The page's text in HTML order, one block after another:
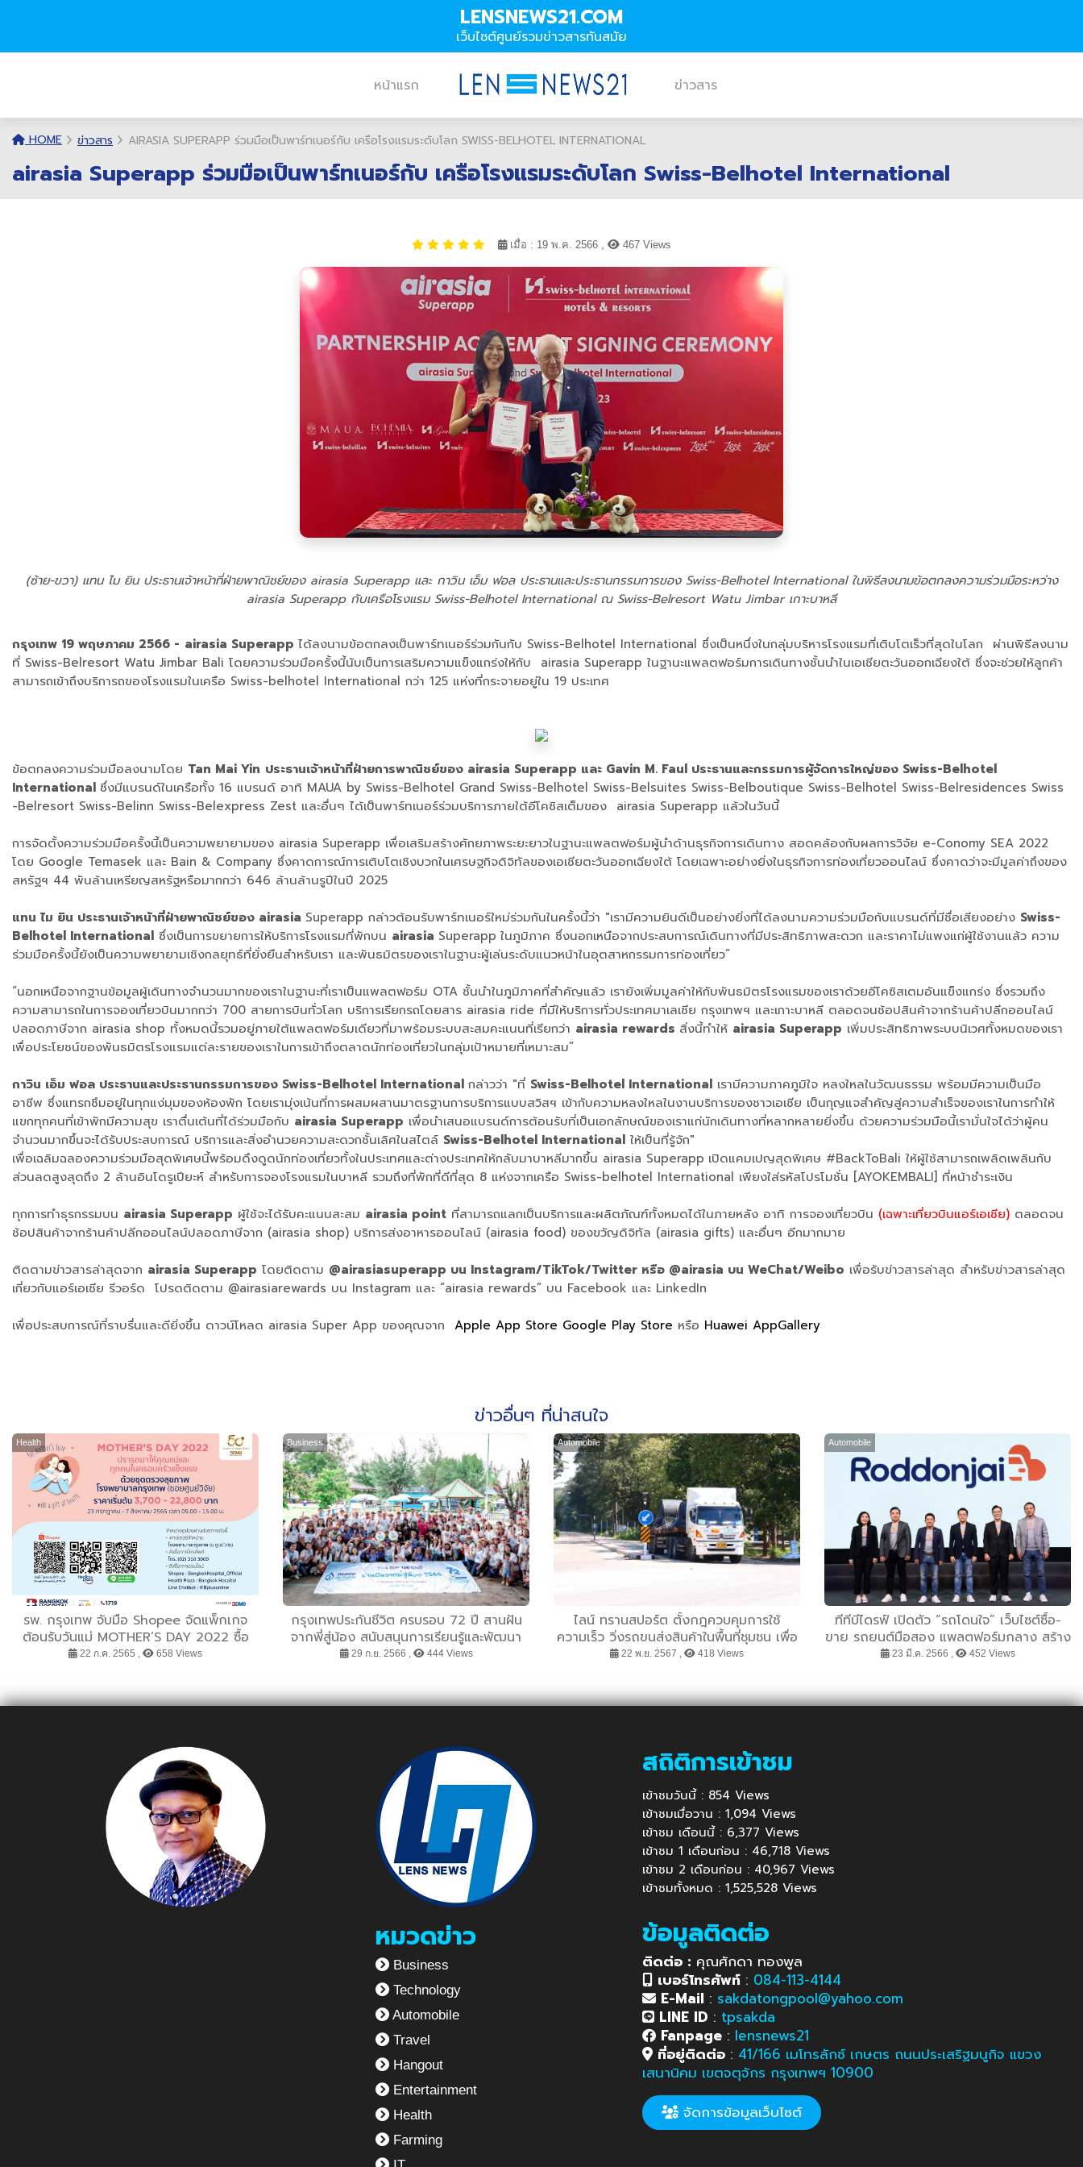
LENSNEWS21.COM
เว็บไซต์ศูนย์รวมข่าวสารทันสมัย
หน้าแรก ข่าวสาร
HOME ข่าวสาร AIRASIA SUPERAPP ร่วมมือเป็นพาร์ทเนอร์กับ เครือโรงแรมระดับโลก SWISS-BELHOTEL INTERNATIONAL
airasia Superapp ร่วมมือเป็นพาร์ทเนอร์กับ เครือโรงแรมระดับโลก Swiss-Belhotel International
เมื่อ : 19 พ.ค. 2566 , 467 Views
(ซ้าย-ขวา) แทน ไม ยิน ประธานเจ้าหน้าที่ฝ่ายพาณิชย์ของ airasia Superapp และ กาวิน เอ็ม ฟอล ประธานและประธานกรรมการของ Swiss-Belhotel International ในพิธีลงนามข้อตกลงความร่วมมือระหว่าง
airasia Superapp กับเครือโรงแรม Swiss-Belhotel International ณ Swiss-Belresort Watu Jimbar เกาะบาหลี
กรุงเทพ 19 พฤษภาคม 2566 - airasia Superapp ได้ลงนามข้อตกลงเป็นพาร์ทเนอร์ร่วมกันกับ Swiss-Belhotel International ซึ่งเป็นหนึ่งในกลุ่มบริหารโรงแรมที่เติบโตเร็วที่สุดในโลก ผ่านพิธีลงนาม
ที่ Swiss-Belresort Watu Jimbar Bali โดยความร่วมมือครั้งนี้นับเป็นการเสริมความแข็งแกร่งให้กับ airasia Superapp ในฐานะแพลตฟอร์มการเดินทางชั้นนำในเอเชียตะวันออกเฉียงใต้ ซึ่งจะช่วยให้ลูกค้า
สามารถเข้าถึงบริการถของโรงแรมในเครือ Swiss-belhotel International กว่า 125 แห่งที่กระจายอยู่ใน 19 ประเทศ
ข้อตกลงความร่วมมือลงนามโดย Tan Mai Yin ประธานเจ้าหน้าที่ฝ่ายการพาณิชย์ของ airasia Superapp และ Gavin M. Faul ประธานและกรรมการผู้จัดการใหญ่ของ Swiss-Belhotel
International ซึ่งมีแบรนด์ในเครือทั้ง 16 แบรนด์ อาทิ MAUA by Swiss-Belhotel Grand Swiss-Belhotel Swiss-Belsuites Swiss-Belboutique Swiss-Belhotel Swiss-Belresidences Swiss
-Belresort Swiss-Belinn Swiss-Belexpress Zest และอื่นๆ ได้เป็นพาร์ทเนอร์ร่วมบริการภายใต้อีโคซิสเต็มของ airasia Superapp แล้วในวันนี้
การจัดตั้งความร่วมมือครั้งนี้เป็นความพยายามของ airasia Superapp เพื่อเสริมสร้างศักยภาพระยะยาวในฐานะแพลตฟอร์มผู้นำด้านธุรกิจการเดินทาง สอดคล้องกับผลการวิจัย e-Conomy SEA 2022
โดย Google Temasek และ Bain & Company ซึ่งคาดการณ์การเติบโตเชิงบวกในเศรษฐกิจดิจิทัลของเอเชียตะวันออกเฉียงใต้ โดยเฉพาะอย่างยิ่งในธุรกิจการท่องเที่ยวออนไลน์ ซึ่งคาดว่าจะมีมูลค่าถึงของ
สหรัฐฯ 44 พันล้านเหรียญสหรัฐหรือมากกว่า 646 ล้านล้านรูปีในปี 2025
แทน ไม ยิน ประธานเจ้าหน้าที่ฝ่ายพาณิชย์ของ airasia Superapp กล่าวต้อนรับพาร์ทเนอร์ใหม่ร่วมกันในครั้งนี้ว่า "เรามีความยินดีเป็นอย่างยิ่งที่ได้ลงนามความร่วมมือกับแบรนด์ที่มีชื่อเสียงอย่าง Swiss-
Belhotel International ซึ่งเป็นการขยายการให้บริการโรงแรมที่พักบน airasia Superapp ในภูมิภาค ซึ่งนอกเหนือจากประสบการณ์เดินทางที่มีประสิทธิภาพสะดวก และราคาไม่แพงแก่ผู้ใช้งานแล้ว ความ
ร่วมมือครั้งนี้ยังเป็นความพยายามเชิงกลยุทธ์ที่ยั่งยืนสำหรับเรา และพันธมิตรของเราในฐานะผู้เล่นระดับแนวหน้าในอุตสาหกรรมการท่องเที่ยว”
“นอกเหนือจากฐานข้อมูลผู้เดินทางจำนวนมากของเราในฐานะที่เราเป็นแพลตฟอร์ม OTA ชั้นนำในภูมิภาคที่สำคัญแล้ว เรายังเพิ่มมูลค่าให้กับพันธมิตรโรงแรมของเราด้วยอีโคซิสเตมอันแข็งแกร่ง ซึ่งรวมถึง
ความสามารถในการจองเที่ยวบินมากกว่า 700 สายการบินทั่วโลก บริการเรียกรถโดยสาร airasia ride ที่มีให้บริการทั่วประเทศมาเลเซีย กรุงเทพฯ และเกาะบาหลี ตลอดจนช้อปสินค้าจากร้านค้าปลีกออนไลน์
ปลอดภาษีจาก airasia shop ทั้งหมดนี้รวมอยู่ภายใต้แพลตฟอร์มเดียวที่มาพร้อมระบบสะสมคะแนนที่เรียกว่า airasia rewards สิ่งนี้ทำให้ airasia Superapp เพิ่มประสิทธิภาพระบบนิเวศทั้งหมดของเรา
เพื่อประโยชน์ของพันธมิตรโรงแรมแต่ละรายของเราในการเข้าถึงตลาดนักท่องเที่ยวในกลุ่มเป้าหมายที่เหมาะสม”
กาวิน เอ็ม ฟอล ประธานและประธานกรรมการของ Swiss-Belhotel International กล่าวว่า "ที่ Swiss-Belhotel International เรามีความภาคภูมิใจ หลงใหลในวัฒนธรรม พร้อมมีความเป็นมือ
อาชีพ ซึ่งแทรกซึมอยู่ในทุกแง่มุมของห้องพัก โดยเรามุ่งเน้นที่การผสมผสานมาตรฐานการบริการแบบสวิสฯ เข้ากับความหลงใหลในงานบริการของชาวเอเชีย เป็นกุญแจสำคัญสู่ความสำเร็จของเราในการทำให้
แขกทุกคนที่เข้าพักมีความสุข เราตื่นเต้นที่ได้ร่วมมือกับ airasia Superapp เพื่อนำเสนอแบรนด์การต้อนรับที่เป็นเอกลักษณ์ของเราแก่นักเดินทางที่หลากหลายยิ่งขึ้น ด้วยความร่วมมือนี้เรามั่นใจได้ว่าผู้คน
จำนวนมากขึ้นจะได้รับประสบการณ์ บริการและสิ่งอำนวยความสะดวกชั้นเลิศในสไตล์ Swiss-Belhotel International ให้เป็นที่รู้จัก"
เพื่อเฉลิมฉลองความร่วมมือสุดพิเศษนี้พร้อมดึงดูดนักท่องเที่ยวทั้งในประเทศและต่างประเทศให้กลับมาบาหลีมากขึ้น airasia Superapp เปิดแคมเปญสุดพิเศษ #BackToBali ให้ผู้ใช้สามารถเพลิดเพลินกับ
ส่วนลดสูงสุดถึง 2 ล้านอินโดรูเปียะห์ สำหรับการจองโรงแรมในบาหลี รวมถึงที่พักที่ดีที่สุด 8 แห่งจากเครือ Swiss-belhotel International เพียงใส่รหัสโปรโมชั่น [AYOKEMBALI] ที่หน้าชำระเงิน
ทุกการทำธุรกรรมบน airasia Superapp ผู้ใช้จะได้รับคะแนนสะสม airasia point ที่สามารถแลกเป็นบริการและผลิตภัณฑ์ทั้งหมดได้ในภายหลัง อาทิ การจองเที่ยวบิน (เฉพาะเที่ยวบินแอร์เอเชีย) ตลอดจน
ช้อปสินค้าจากร้านค้าปลีกออนไลน์ปลอดภาษีจาก (airasia shop) บริการส่งอาหารออนไลน์ (airasia food) ของขวัญดิจิทัล (airasia gifts) และอื่นๆ อีกมากมาย
ติดตามข่าวสารล่าสุดจาก airasia Superapp โดยติดตาม @airasiasuperapp บน Instagram/TikTok/Twitter หรือ @airasia บน WeChat/Weibo เพื่อรับข่าวสารล่าสุด สำหรับข่าวสารล่าสุด
เกี่ยวกับแอร์เอเชีย รีวอร์ด โปรดติดตาม @airasiarewards บน Instagram และ “airasia rewards” บน Facebook และ LinkedIn
เพื่อประสบการณ์ที่ราบรื่นและดียิ่งขึ้น ดาวน์โหลด airasia Super App ของคุณจาก Apple App Store Google Play Store หรือ Huawei AppGallery
ข่าวอื่นๆ ที่น่าสนใจ
Health
รพ. กรุงเทพ จับมือ Shopee จัดแพ็กเกจ
ต้อนรับวันแม่ MOTHER’S DAY 2022 ซื้อ
ได้ที่แอปพลิเคชัน Shopee วันที่ 23
22 ก.ค. 2565 , 658 Views
Business
กรุงเทพประกันชีวิต ครบรอบ 72 ปี สานฝัน
จากพี่สู่น้อง สนับสนุนการเรียนรู้และพัฒนา
คุณภาพชีวิตที่ดีแก่เยาวชนไทย
29 ก.ย. 2566 , 444 Views
Automobile
ไลน์ ทรานสปอร์ต ตั้งกฎควบคุมการใช้
ความเร็ว วิ่งรถขนส่งสินค้าในพื้นที่ชุมชน เพื่อ
ความปลอดภัยสูงสุด
22 พ.ย. 2567 , 418 Views
Automobile
ทีทีบีไดรฟ์ เปิดตัว “รถโดนใจ” เว็บไซต์ซื้อ-
ขาย รถยนต์มือสอง แพลตฟอร์มกลาง สร้าง
มาตรฐานใหม่ในวงการ หนุนตลาดรถยนต์มือ
23 มี.ค. 2566 , 452 Views
หมวดข่าว
Business
Technology
Automobile
Travel
Hangout
Entertainment
Health
Farming
สถิติการเข้าชม
เข้าชมวันนี้ : 854 Views
เข้าชมเมื่อวาน : 1,094 Views
เข้าชม เดือนนี้ : 6,377 Views
เข้าชม 1 เดือนก่อน : 46,718 Views
เข้าชม 2 เดือนก่อน : 40,967 Views
เข้าชมทั้งหมด : 1,525,528 Views
ข้อมูลติดต่อ
ติดต่อ : คุณศักดา ทองพูล
เบอร์โทรศัพท์ : 084-113-4144
E-Mail : sakdatongpool@yahoo.com
LINE ID : tpsakda
Fanpage : lensnews21
ที่อยู่ติดต่อ : 41/166 เมโทรลักซ์ เกษตร ถนนประเสริฐมนูกิจ แขวง
เสนานิคม เขตจตุจักร กรุงเทพฯ 10900
จัดการข้อมูลเว็บไซต์